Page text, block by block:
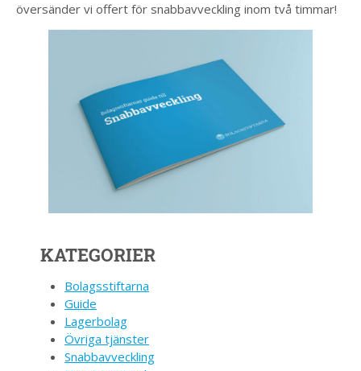
översänder vi offert för snabbavveckling inom två timmar!
KATEGORIER
Bolagsstiftarna
Guide
Lagerbolag
Övriga tjänster
Snabbavveckling